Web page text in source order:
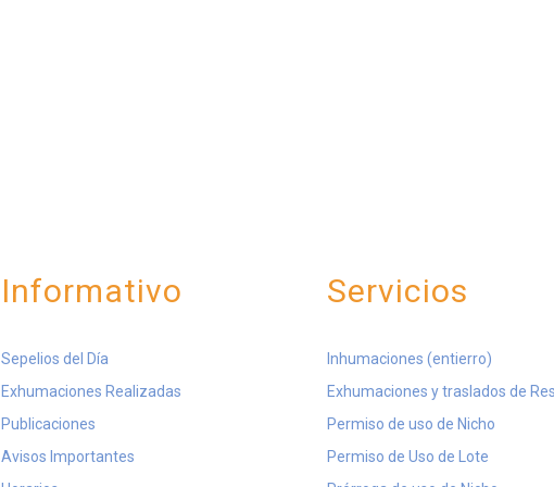
Informativo
Sepelios del Día
Exhumaciones Realizadas
Publicaciones
Avisos Importantes
Servicios
Inhumaciones (entierro)
Exhumaciones y traslados de
Permiso de uso de Nicho
Permiso de Uso de Lote